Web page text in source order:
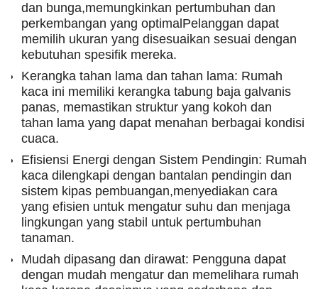
dan bunga,memungkinkan pertumbuhan dan
perkembangan yang optimalPelanggan dapat
memilih ukuran yang disesuaikan sesuai dengan
kebutuhan spesifik mereka.
Kerangka tahan lama dan tahan lama: Rumah
kaca ini memiliki kerangka tabung baja galvanis
panas, memastikan struktur yang kokoh dan
tahan lama yang dapat menahan berbagai kondisi
cuaca.
Efisiensi Energi dengan Sistem Pendingin: Rumah
kaca dilengkapi dengan bantalan pendingin dan
sistem kipas pembuangan,menyediakan cara
yang efisien untuk mengatur suhu dan menjaga
lingkungan yang stabil untuk pertumbuhan
tanaman.
Mudah dipasang dan dirawat: Pengguna dapat
dengan mudah mengatur dan memelihara rumah